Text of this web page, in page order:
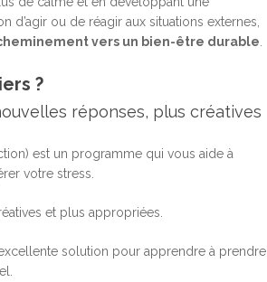
ou de réagir aux situations externes,
vers un bien-être durable.
?
réponses, plus créatives
est un programme qui vous aide à
votre stress.
et plus appropriées.
solution pour apprendre à prendre